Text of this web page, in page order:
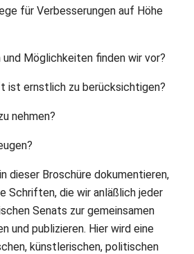
für Verbesserungen auf Höhe
und Möglichkeiten finden wir vor?
ist ernstlich zu berücksichtigen?
nehmen?
dieser Broschüre dokumentieren,
Schriften, die wir anläßlich jeder
Senats zur gemeinsamen
und publizieren. Hier wird eine
künstlerischen, politischen